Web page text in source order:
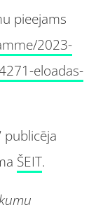
pieejams
2023-
eloadas-
publicēja
ŠEIT.